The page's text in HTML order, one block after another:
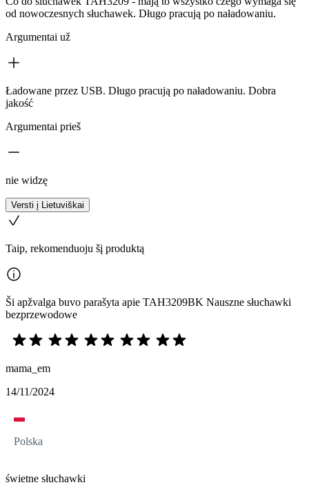
od nowoczesnych słuchawek. Długo pracują po naładowaniu.
Argumentai už
Ładowane przez USB. Długo pracują po naładowaniu. Dobra
jakość
Argumentai prieš
nie widzę
Versti į Lietuviškai
Taip, rekomenduoju šį produktą
Ši apžvalga buvo parašyta apie TAH3209BK Nauszne słuchawki
bezprzewodowe
mama_em
14/11/2024
Polska
świetne słuchawki